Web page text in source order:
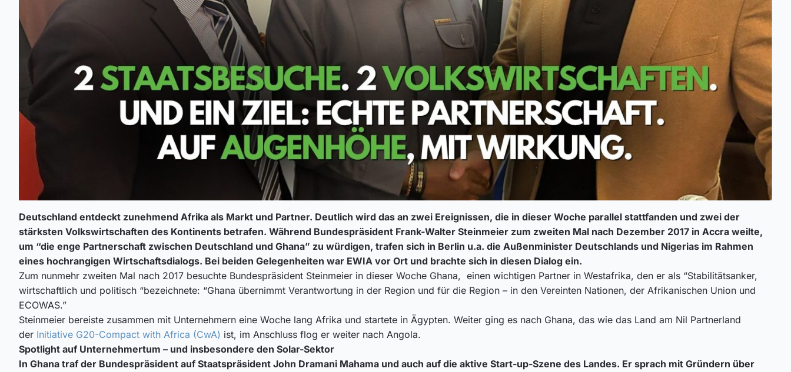
Deutschland entdeckt zunehmend Afrika als Markt und Partner. Deutlich wird das an zwei Ereignissen, die in dieser Woche parallel stattfanden und zwei der
stärksten Volkswirtschaften des Kontinents betrafen. Während Bundespräsident Frank-Walter Steinmeier zum zweiten Mal nach Dezember 2017 in Accra weilte,
um “die enge Partnerschaft zwischen Deutschland und Ghana” zu würdigen, trafen sich in Berlin u.a. die Außenminister Deutschlands und Nigerias im Rahmen
eines hochrangigen Wirtschaftsdialogs. Bei beiden Gelegenheiten war EWIA vor Ort und brachte sich in diesen Dialog ein.
Zum nunmehr zweiten Mal nach 2017 besuchte Bundespräsident Steinmeier in dieser Woche Ghana, einen wichtigen Partner in Westafrika, den er als “Stabilitätsanker,
wirtschaftlich und politisch “bezeichnete: “Ghana übernimmt Verantwortung in der Region und für die Region – in den Vereinten Nationen, der Afrikanischen Union und
ECOWAS.”
Steinmeier bereiste zusammen mit Unternehmern eine Woche lang Afrika und startete in Ägypten. Weiter ging es nach Ghana, das wie das Land am Nil Partnerland
der Initiative G20-Compact with Africa (CwA) ist, im Anschluss flog er weiter nach Angola.
Spotlight auf Unternehmertum – und insbesondere den Solar-Sektor
In Ghana traf der Bundespräsident auf Staatspräsident John Dramani Mahama und auch auf die aktive Start-up-Szene des Landes. Er sprach mit Gründern über